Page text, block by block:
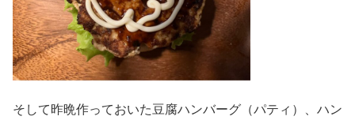
そして昨晩作っておいた豆腐ハンバーグ（パティ）、ハン